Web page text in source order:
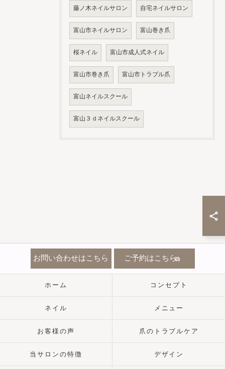
藤ノ木ネイルサロン 自宅ネイルサロン
富山市ネイルサロン 富山巻き爪
桜ネイル 富山市成人式ネイル
富山市巻き爪 富山市トラブル爪
富山ネイルスクール
富山３ｄネイルスクール
お問い合わせはこちら ご予約はこちら
ホーム コンセプト
ネイル メニュー
お客様の声 爪のトラブルケア
当サロンの特徴 デザイン